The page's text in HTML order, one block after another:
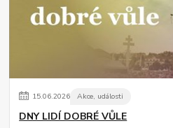
15.06.2026 Akce, události
DNY LIDÍ DOBRÉ VŮLE